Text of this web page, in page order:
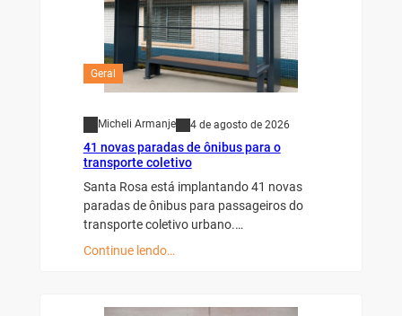
Geral
Micheli Armanje 4 de agosto de 2026
41 novas paradas de ônibus para o
transporte coletivo
Santa Rosa está implantando 41 novas
paradas de ônibus para passageiros do
transporte coletivo urbano.…
Continue lendo…